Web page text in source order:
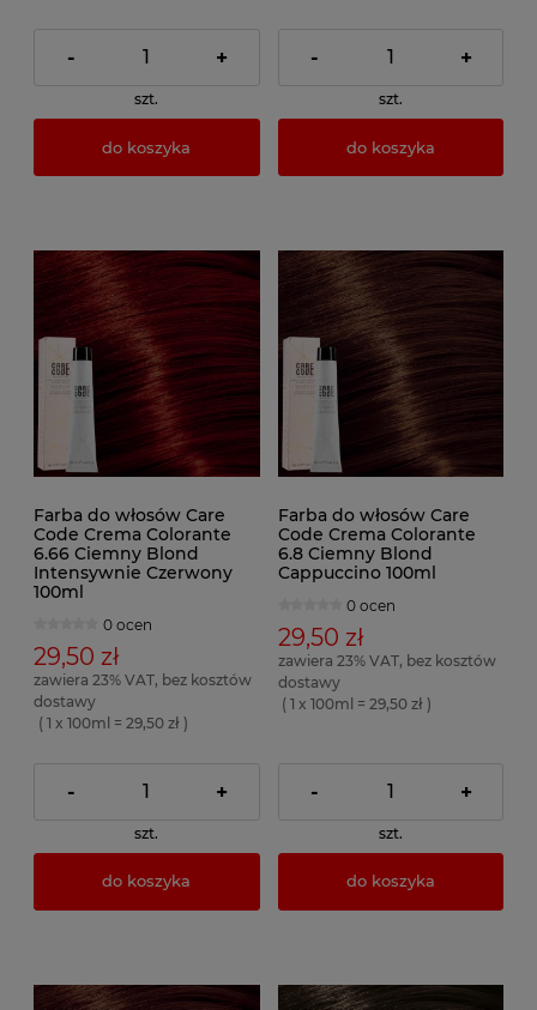
- +
szt.
do koszyka
- +
szt.
do koszyka
Farba do włosów Care
Code Crema Colorante
6.66 Ciemny Blond
Intensywnie Czerwony
100ml
0 ocen
29,50 zł
zawiera 23% VAT, bez kosztów
dostawy
( 1 x 100ml = 29,50 zł )
- +
szt.
do koszyka
Farba do włosów Care
Code Crema Colorante
6.8 Ciemny Blond
Cappuccino 100ml
0 ocen
29,50 zł
zawiera 23% VAT, bez kosztów
dostawy
( 1 x 100ml = 29,50 zł )
- +
szt.
do koszyka